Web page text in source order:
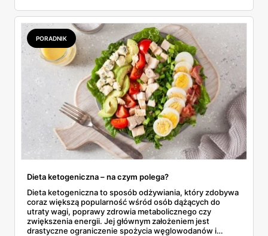
strony – wygoda i nowość, z drugiej – pytania o
bezpieczeństwo i odpowiedzialność.
PORADNIK
Dieta ketogeniczna – na czym polega?
Dieta ketogeniczna to sposób odżywiania, który zdobywa
coraz większą popularność wśród osób dążących do
utraty wagi, poprawy zdrowia metabolicznego czy
zwiększenia energii. Jej głównym założeniem jest
drastyczne ograniczenie spożycia węglowodanów i